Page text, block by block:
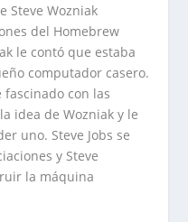
Steve Wozniak
del Homebrew
le contó que estaba
computador casero.
fascinado con las
idea de Wozniak y le
uno. Steve Jobs se
y Steve
la máquina